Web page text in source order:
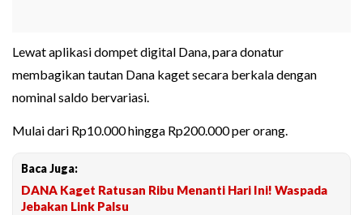
Lewat aplikasi dompet digital Dana, para donatur
membagikan tautan Dana kaget secara berkala dengan
nominal saldo bervariasi.
Mulai dari Rp10.000 hingga Rp200.000 per orang.
Baca Juga:
DANA Kaget Ratusan Ribu Menanti Hari Ini! Waspada
Jebakan Link Palsu